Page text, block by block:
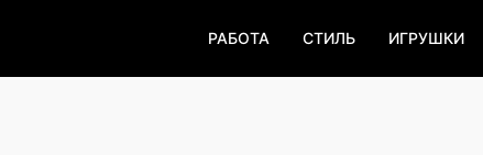
РАБОТА СТИЛЬ ИГРУШКИ